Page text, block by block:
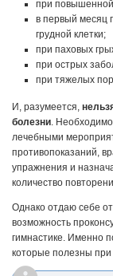
при
в первый месяц
грудной клетки;
при паховых
при острых
при тяжелых
И, разумеется,
болезни .
лечебными
противопоказаний,
упражнения и
количество
Однако отдаю себе
возможность
гимнастике. Именно
которые полезны при